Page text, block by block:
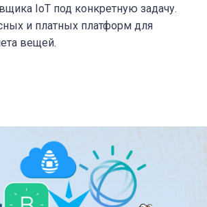
IoT под конкретную задачу.
и платных платформ для
вещей.